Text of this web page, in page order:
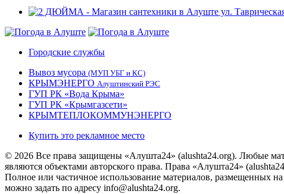
Городские службы
Вывоз мусора (МУП УБГ и КС)
КРЫМЭНЕРГО Алуштинский РЭС
ГУП РК «Вода Крыма»
ГУП РК «Крымгазсети»
КРЫМТЕПЛОКОММУНЭНЕРГО
Купить это рекламное место
© 2026 Все права защищены «Алушта24» (alushta24.org). Любые
являются объектами авторского права. Права «Алушта24»
Полное или частичное использование материалов, размещенных
можно задать по адресу info@alushta24.org.